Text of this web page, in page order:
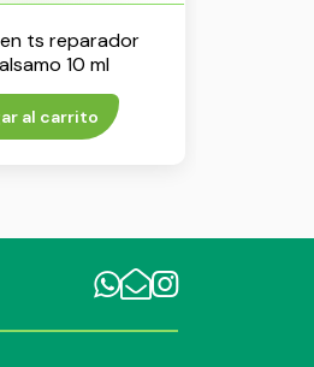
ts reparador
10 ml
al carrito